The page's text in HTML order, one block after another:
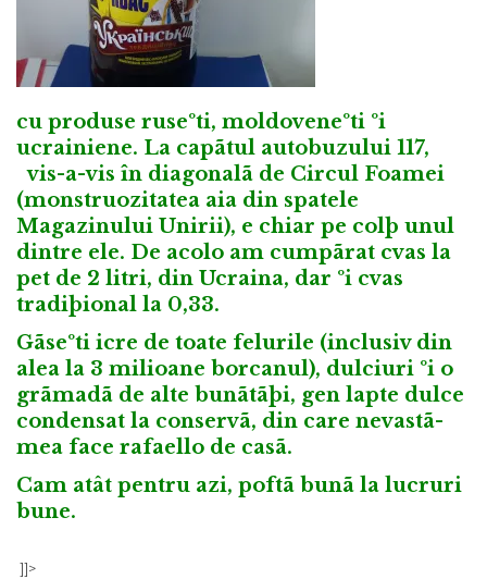
cu produse ruseºti, moldoveneºti ºi
ucrainiene. La capãtul autobuzului 117,
vis-a-vis în diagonalã de Circul Foamei
(monstruozitatea aia din spatele
Magazinului Unirii), e chiar pe colþ unul
dintre ele. De acolo am cumpãrat cvas la
pet de 2 litri, din Ucraina, dar ºi cvas
tradiþional la 0,33.
Gãseºti icre de toate felurile (inclusiv din
alea la 3 milioane borcanul), dulciuri ºi o
grãmadã de alte bunãtãþi, gen lapte dulce
condensat la conservã, din care nevastã-
mea face rafaello de casã.
Cam atât pentru azi, poftã bunã la lucruri
bune.
]]>